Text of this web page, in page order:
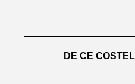
DE CE